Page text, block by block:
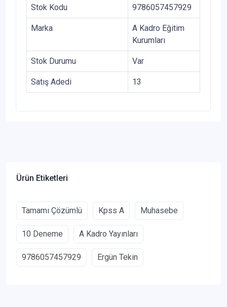
Stok Kodu 9786057457929
Marka
A Kadro Eğitim
Kurumları
Stok Durumu Var
Satış Adedi 13
Ürün Etiketleri
Tamamı Çözümlü Kpss A Muhasebe
10 Deneme A Kadro Yayınları
9786057457929 Ergün Tekin